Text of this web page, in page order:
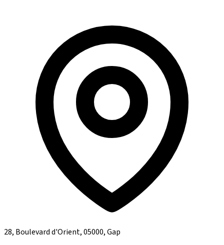
28, Boulevard d'Orient, 05000, Gap